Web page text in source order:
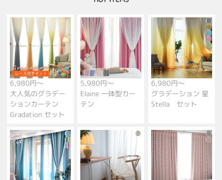
6,980円～
大人気のグラデー
ションカーテン
Gradation セット
5,980円～
Elaine 一体型カー
テン
6,980円～
グラデーション 星
Stella セット